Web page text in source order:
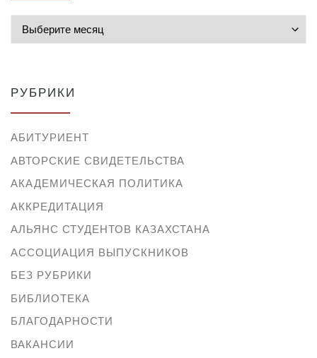
РУБРИКИ
АБИТУРИЕНТ
АВТОРСКИЕ СВИДЕТЕЛЬСТВА
АКАДЕМИЧЕСКАЯ ПОЛИТИКА
АККРЕДИТАЦИЯ
АЛЬЯНС СТУДЕНТОВ КАЗАХСТАНА
АССОЦИАЦИЯ ВЫПУСКНИКОВ
БЕЗ РУБРИКИ
БИБЛИОТЕКА
БЛАГОДАРНОСТИ
ВАКАНСИИ